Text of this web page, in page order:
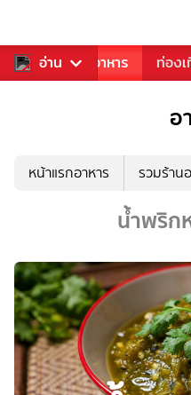
อ่าน
การเพลง อาหาร ท่อง
อ
หน้าแรกอาหาร รวมร้าน
น้ำพริก